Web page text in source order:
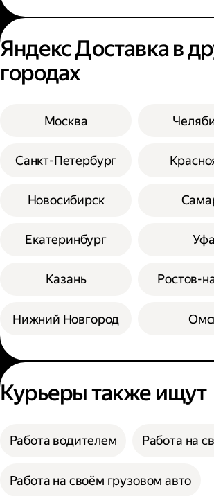
Яндекс Доставка в
городах
Москва
Санкт-Петербург
Новосибирск
Екатеринбург
Казань
Нижний Новгород
Уфа
Ростов-
Курьеры также ищут
Работа водителем Работа на
Работа на своём грузовом авто